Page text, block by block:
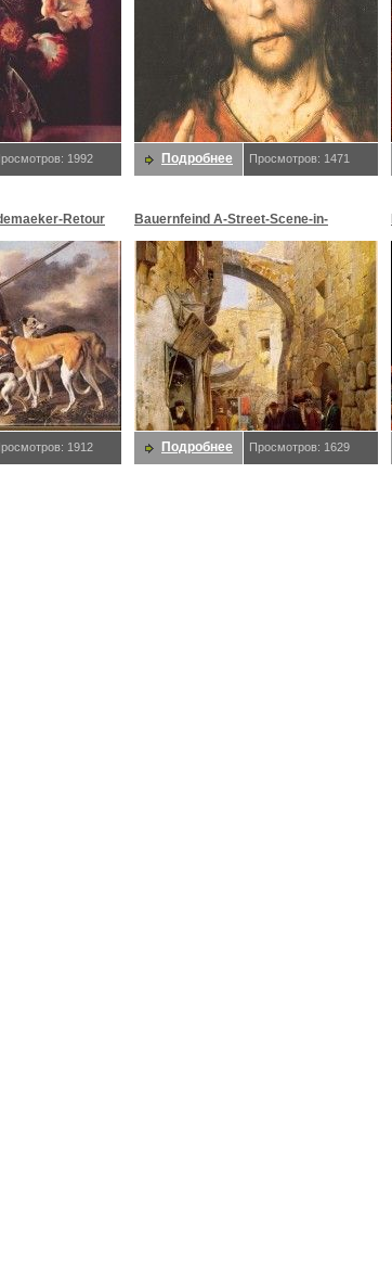
1992 Подробнее Просмотров: 1471
Retour
1912
Bauernfeind A-Street-Scene-in-
Jerusalem-sj. Bauernfeind,
Подробнее Просмотров: 1629